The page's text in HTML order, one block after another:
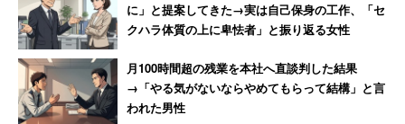
ンの厨房で働いています。1時間ごとに手洗い・消毒、制
服は毎日交換、衛生面に対してとても厳しい職場ですが、
清潔なのでとても安心して働くことができます」
現在の職場には「清潔に管理された男女別のトイレ」もあ
に」と提案してきた→実は自己保身の工作、「セ
クハラ体質の上に卑怯者」と振り返る女性
月100時間超の残業を本社へ直談判した結果
→「やる気がないならやめてもらって結構」と言
われた男性